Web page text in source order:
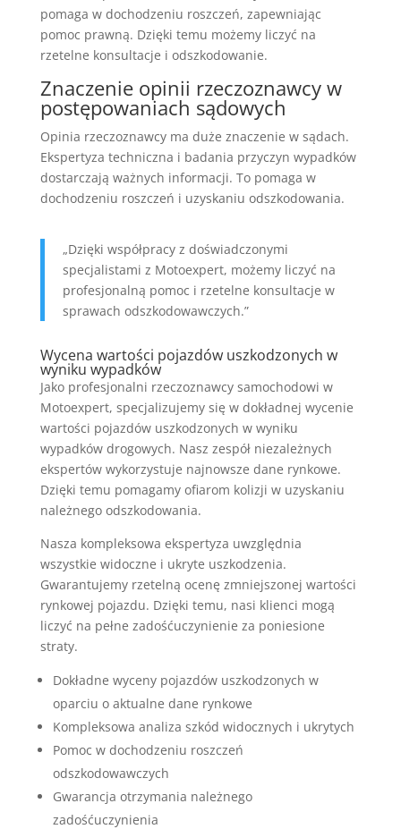
pomaga w dochodzeniu roszczeń, zapewniając
pomoc prawną. Dzięki temu możemy liczyć na
rzetelne konsultacje i odszkodowanie.
Znaczenie opinii rzeczoznawcy w
postępowaniach sądowych
Opinia rzeczoznawcy ma duże znaczenie w sądach.
Ekspertyza techniczna i badania przyczyn wypadków
dostarczają ważnych informacji. To pomaga w
dochodzeniu roszczeń i uzyskaniu odszkodowania.
„Dzięki współpracy z doświadczonymi
specjalistami z Motoexpert, możemy liczyć na
profesjonalną pomoc i rzetelne konsultacje w
sprawach odszkodowawczych.”
Wycena wartości pojazdów uszkodzonych w
wyniku wypadków
Jako profesjonalni rzeczoznawcy samochodowi w
Motoexpert, specjalizujemy się w dokładnej wycenie
wartości pojazdów uszkodzonych w wyniku
wypadków drogowych. Nasz zespół niezależnych
ekspertów wykorzystuje najnowsze dane rynkowe.
Dzięki temu pomagamy ofiarom kolizji w uzyskaniu
należnego odszkodowania.
Nasza kompleksowa ekspertyza uwzględnia
wszystkie widoczne i ukryte uszkodzenia.
Gwarantujemy rzetelną ocenę zmniejszonej wartości
rynkowej pojazdu. Dzięki temu, nasi klienci mogą
liczyć na pełne zadośćuczynienie za poniesione
straty.
Dokładne wyceny pojazdów uszkodzonych w
oparciu o aktualne dane rynkowe
Kompleksowa analiza szkód widocznych i ukrytych
Pomoc w dochodzeniu roszczeń
odszkodowawczych
Gwarancja otrzymania należnego
zadośćuczynienia